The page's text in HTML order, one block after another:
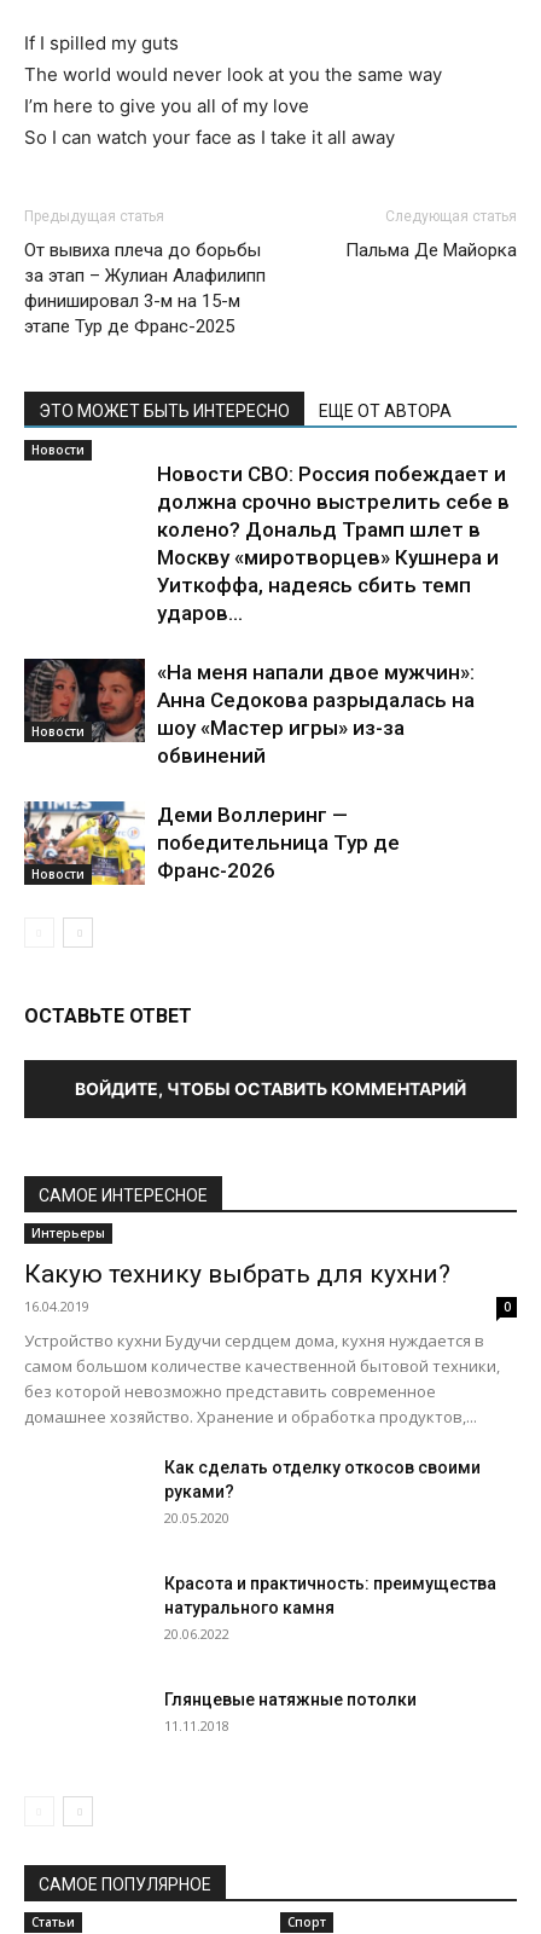
If I spilled my guts
The world would never look at you the same way
I’m here to give you all of my love
So I can watch your face as I take it all away
Предыдущая статья
От вывиха плеча до борьбы
за этап – Жулиан Алафилипп
финишировал 3-м на 15-м
этапе Тур де Франс-2025
Следующая статья
Пальма Де Майорка
ЭТО МОЖЕТ БЫТЬ ИНТЕРЕСНО ЕЩЕ ОТ АВТОРА
Новости
Новости СВО: Россия побеждает и
должна срочно выстрелить себе в
колено? Дональд Трамп шлет в
Москву «миротворцев» Кушнера и
Уиткоффа, надеясь сбить темп
ударов...
Новости
«На меня напали двое мужчин»:
Анна Седокова разрыдалась на
шоу «Мастер игры» из-за
обвинений
Новости
Деми Воллеринг —
победительница Тур де
Франс-2026
ОСТАВЬТЕ ОТВЕТ
ВОЙДИТЕ, ЧТОБЫ ОСТАВИТЬ КОММЕНТАРИЙ
САМОЕ ИНТЕРЕСНОЕ
Интерьеры
Какую технику выбрать для кухни?
16.04.2019 0
Устройство кухни Будучи сердцем дома, кухня нуждается в
самом большом количестве качественной бытовой техники,
без которой невозможно представить современное
домашнее хозяйство. Хранение и обработка продуктов,...
Как сделать отделку откосов своими
руками?
20.05.2020
Красота и практичность: преимущества
натурального камня
20.06.2022
Глянцевые натяжные потолки
11.11.2018
САМОЕ ПОПУЛЯРНОЕ
Статьи Спорт